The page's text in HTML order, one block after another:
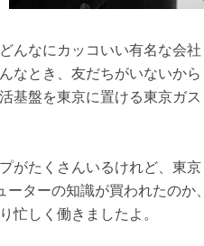
んなにカッコいい有名な会社
なとき、友だちがいないから
基盤を東京に置ける東京ガス
がたくさんいるけれど、東京
ターの知識が買われたのか、
忙しく働きましたよ。